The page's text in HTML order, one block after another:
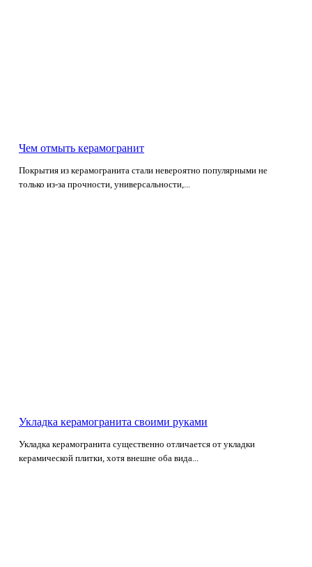
Чем отмыть керамогранит
Покрытия из керамогранита стали невероятно популярными не
только из-за прочности, универсальности,...
Укладка керамогранита своими руками
Укладка керамогранита существенно отличается от укладки
керамической плитки, хотя внешне оба вида...